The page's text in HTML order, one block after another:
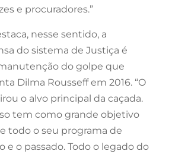
e procuradores.”
nesse sentido, a
do sistema de Justiça é
do golpe que
Dilma Rousseff em 2016. “O
o alvo principal da caçada.
tem como grande objetivo
todo o seu programa de
e o passado. Todo o legado do